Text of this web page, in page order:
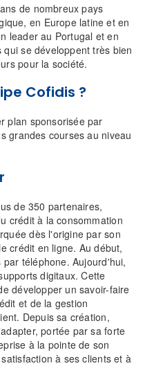
de nombreux pays
en Europe latine et en
leader au Portugal et en
se développent très bien
pour la société.
Cofidis ?
plan sponsorisée par
grandes courses au niveau
de 350 partenaires,
crédit à la consommation
dès l'origine par son
crédit en ligne. Au début,
téléphone. Aujourd'hui,
digitaux. Cette
développer un savoir-faire
et de la gestion
Depuis sa création,
portée par sa forte
à la pointe de son
à ses clients et à